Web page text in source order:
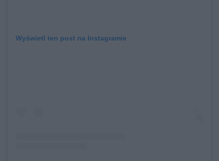
Wyświetl ten post na Instagramie